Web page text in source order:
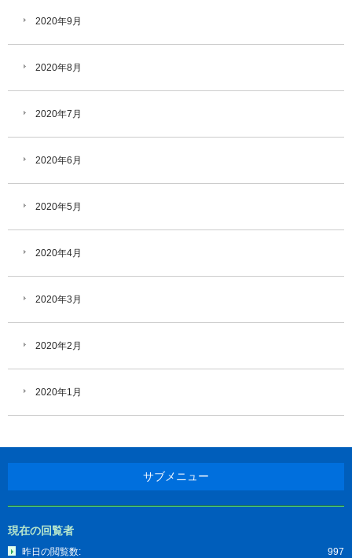
2020年9月
2020年8月
2020年7月
2020年6月
2020年5月
2020年4月
2020年3月
2020年2月
2020年1月
サブメニュー
現在の回覧者
997
昨日の閲覧数: